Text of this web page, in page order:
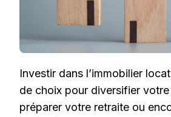
Investir dans l’immobilier
de choix pour diversifier
préparer votre retraite ou